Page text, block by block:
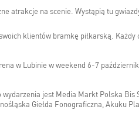
atrakcje na scenie. Wystąpią tu
klientów bramkę piłkarską.
w Lubinie w weekend 6-7
jest Media Markt Polska Bis
Giełda Fonograficzna, Akuku